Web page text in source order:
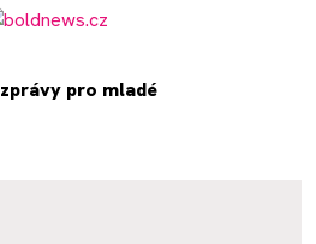
zprávy pro mladé